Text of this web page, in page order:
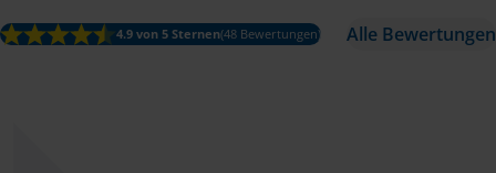
4.9 von 5 Sternen(48 Bewertungen) Alle Bewertungen